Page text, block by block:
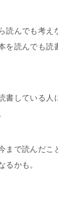
読んでも考え
を読んでも読
書している人
まで読んだこ
るかも。